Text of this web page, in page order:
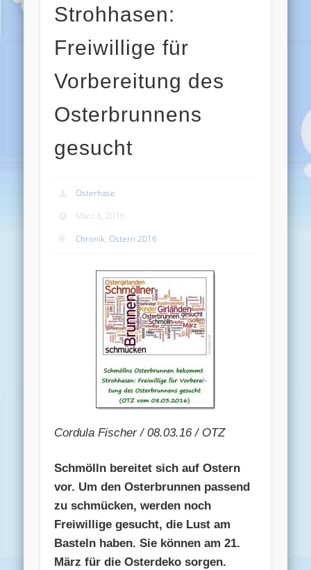
Strohhasen:
Freiwillige für
Vorbereitung des
Osterbrunnens
gesucht
Osterhase
März 8, 2016
Chronik,Ostern 2016
Cordula Fischer / 08.03.16 / OTZ
Schmölln bereitet sich auf Ostern
vor. Um den Osterbrunnen passend
zu schmücken, werden noch
Freiwillige gesucht, die Lust am
Basteln haben. Sie können am 21.
März für die Osterdeko sorgen.